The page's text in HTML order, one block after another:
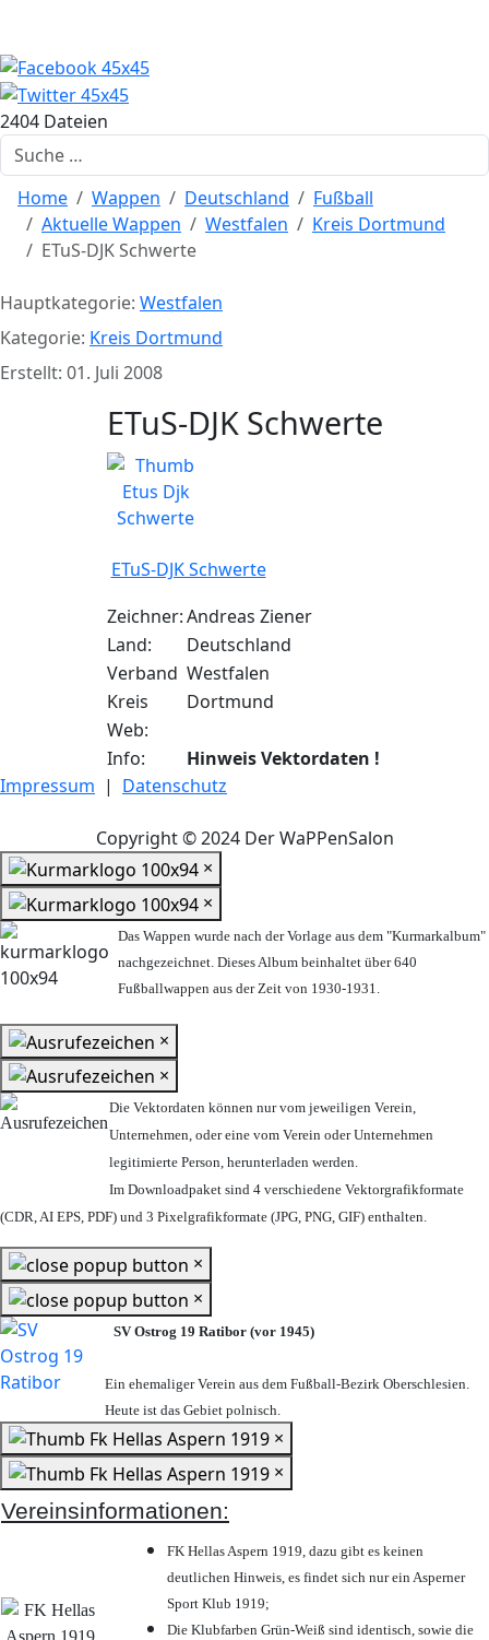
2404 Dateien
Suchen
Home Wappen Deutschland
Fußball
Aktuelle Wappen
Westfalen
Kreis Dortmund
ETuS-DJK Schwerte
Hauptkategorie: Westfalen
Kategorie: Kreis Dortmund
Erstellt: 01. Juli 2008
ETuS-DJK Schwerte
ETuS-DJK Schwerte
Zeichner:Andreas Ziener
Land:
Deutschland
Verband Westfalen
Kreis
Dortmund
Web:
Info:
Hinweis Vektordaten !
Impressum | Datenschutz
Copyright © 2024 Der WaPPenSalon
×
×
Das Wappen wurde nach der Vorlage aus dem "Kurmarkalbum"
nachgezeichnet. Dieses Album beinhaltet über 640
Fußballwappen aus der Zeit von 1930-1931.
×
×
Die Vektordaten können nur vom jeweiligen Verein,
Unternehmen, oder eine vom Verein oder Unternehmen
legitimierte Person, herunterladen werden.
Im Downloadpaket sind 4 verschiedene Vektorgrafikformate
(CDR, AI EPS, PDF) und 3 Pixelgrafikformate (JPG, PNG, GIF) enthalten.
×
×
SV Ostrog 19 Ratibor (vor 1945)
Ein ehemaliger Verein aus dem Fußball-Bezirk Oberschlesien.
Heute ist das Gebiet polnisch.
×
×
Vereinsinformationen:
FK Hellas Aspern 1919, dazu gibt es keinen
deutlichen Hinweis, es findet sich nur ein Asperner
Sport Klub 1919;
Die Klubfarben Grün-Weiß sind identisch, sowie die